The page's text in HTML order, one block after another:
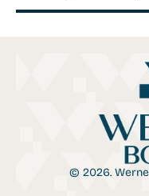
© 2026.